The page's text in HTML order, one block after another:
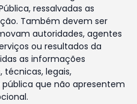
ressalvadas as
Também devem ser
autoridades, agentes
ou resultados da
as informações
legais,
que não apresentem